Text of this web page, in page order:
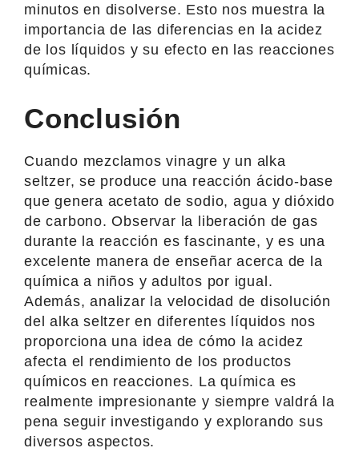
minutos en disolverse. Esto nos muestra la
importancia de las diferencias en la acidez
de los líquidos y su efecto en las reacciones
químicas.
Conclusión
Cuando mezclamos vinagre y un alka
seltzer, se produce una reacción ácido-base
que genera acetato de sodio, agua y dióxido
de carbono. Observar la liberación de gas
durante la reacción es fascinante, y es una
excelente manera de enseñar acerca de la
química a niños y adultos por igual.
Además, analizar la velocidad de disolución
del alka seltzer en diferentes líquidos nos
proporciona una idea de cómo la acidez
afecta el rendimiento de los productos
químicos en reacciones. La química es
realmente impresionante y siempre valdrá la
pena seguir investigando y explorando sus
diversos aspectos.